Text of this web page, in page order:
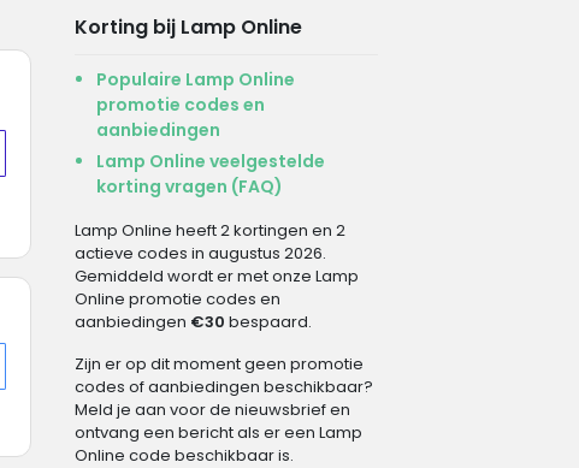
Korting bij Lamp Online
Populaire Lamp Online
promotie codes en
aanbiedingen
Lamp Online veelgestelde
korting vragen (FAQ)
Lamp Online heeft 2 kortingen en 2
actieve codes in augustus 2026.
Gemiddeld wordt er met onze Lamp
Online promotie codes en
aanbiedingen €30 bespaard.
Zijn er op dit moment geen promotie
codes of aanbiedingen beschikbaar?
Meld je aan voor de nieuwsbrief en
ontvang een bericht als er een Lamp
Online code beschikbaar is.